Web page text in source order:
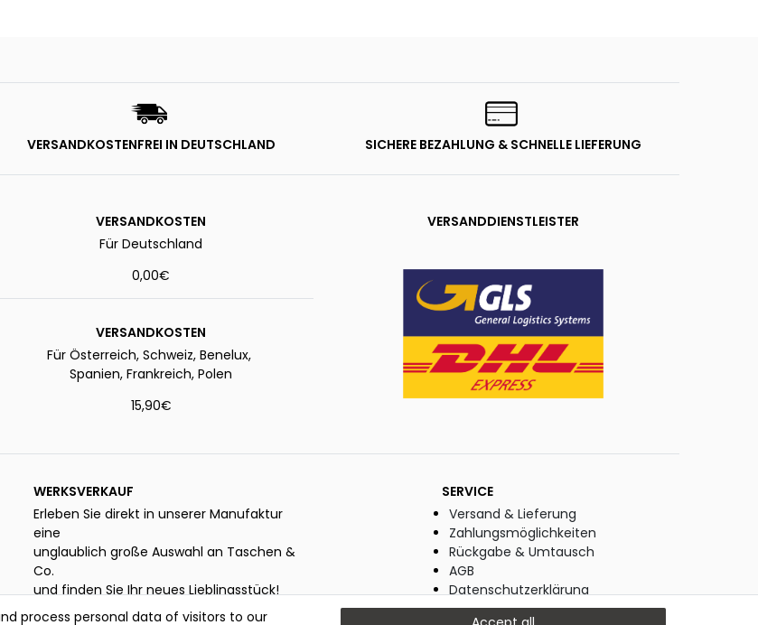
VERSANDKOSTENFREI IN DEUTSCHLAND SICHERE BEZAHLUNG & SCHNELLE LIEFERUNG
VERSANDKOSTEN
Für Deutschland
0,00€
VERSANDKOSTEN
Für Österreich, Schweiz, Benelux,
Spanien, Frankreich, Polen
15,90€
VERSANDDIENSTLEISTER
WERKSVERKAUF
Erleben Sie direkt in unserer Manufaktur
eine
unglaublich große Auswahl an Taschen &
Co.
und finden Sie Ihr neues Lieblingsstück!
Öffnungszeiten:
SERVICE
Versand & Lieferung
Zahlungsmöglichkeiten
Rückgabe & Umtausch
AGB
Datenschutzerklärung
Widerrufsrecht
process personal data of visitors to our